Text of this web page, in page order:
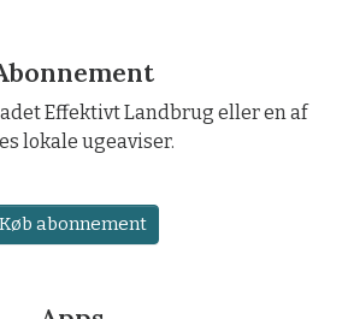
Effektivt Landbrug eller en af
lokale ugeaviser.
Køb abonnement